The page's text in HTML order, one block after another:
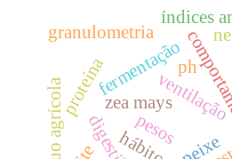
peixe
índices
ventilação
fermentaçãoph
proteínazea mays
granulometria
pesos